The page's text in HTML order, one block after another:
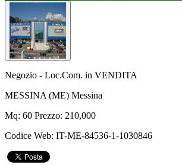
Negozio - Loc.Com. in VENDITA
MESSINA (ME) Messina
Mq: 60 Prezzo: 210,000
Codice Web: IT-ME-84536-1-1030846